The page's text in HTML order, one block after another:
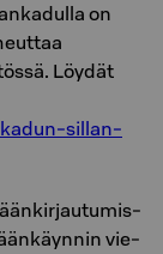
on
Löydät
sillan-
vie­